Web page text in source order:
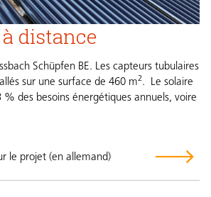
distance
Schüpfen BE. Les capteurs tubulaires
sur une surface de 460 m2. Le solaire
des besoins énergétiques annuels, voire
le projet (en allemand)